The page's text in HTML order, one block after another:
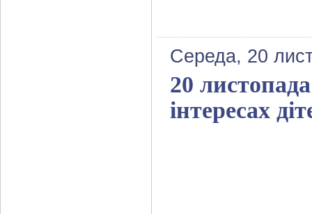
Середа, 20
20
інтересах